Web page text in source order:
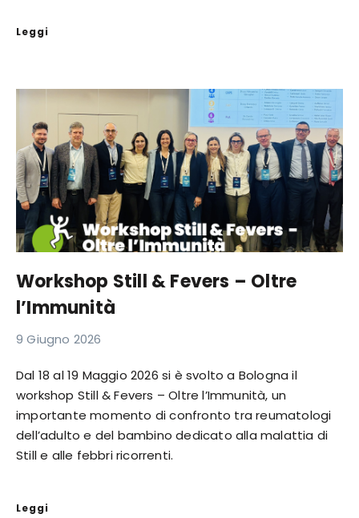
Leggi
Workshop Still & Fevers – Oltre
l’Immunità
9 Giugno 2026
Dal 18 al 19 Maggio 2026 si è svolto a Bologna il
workshop Still & Fevers – Oltre l’Immunità, un
importante momento di confronto tra reumatologi
dell’adulto e del bambino dedicato alla malattia di
Still e alle febbri ricorrenti.
Leggi